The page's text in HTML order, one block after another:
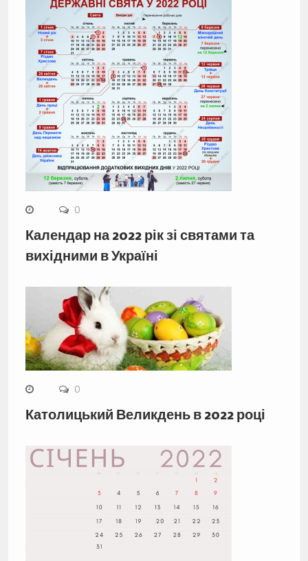
0
Календар на 2022 рік зі святами та
вихідними в Україні
0
Католицький Великдень в 2022 році